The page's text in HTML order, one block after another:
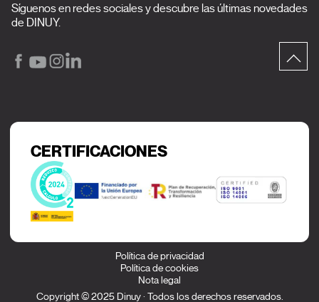
Síguenos en redes sociales y descubre las últimas novedades
de DINUY.
CERTIFICACIONES
Política de privacidad
Política de cookies
Nota legal
Copyright © 2025 Dinuy · Todos los derechos reservados.